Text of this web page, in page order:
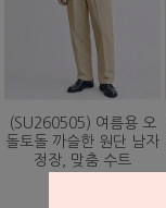
(SU260505) 여름용 오
돌토돌 까슬한 원단 남자
정장, 맞춤 수트